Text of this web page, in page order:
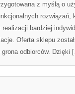
z myślą o
rozwiązań,
bardziej
Oferta sklepu
grona odbiorców. Dzięki